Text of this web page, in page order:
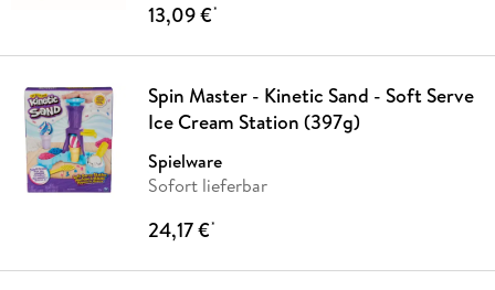
13,09 €*
Spin Master - Kinetic Sand - Soft Serve
Ice Cream Station (397g)
Spielware
Sofort lieferbar
24,17 €*